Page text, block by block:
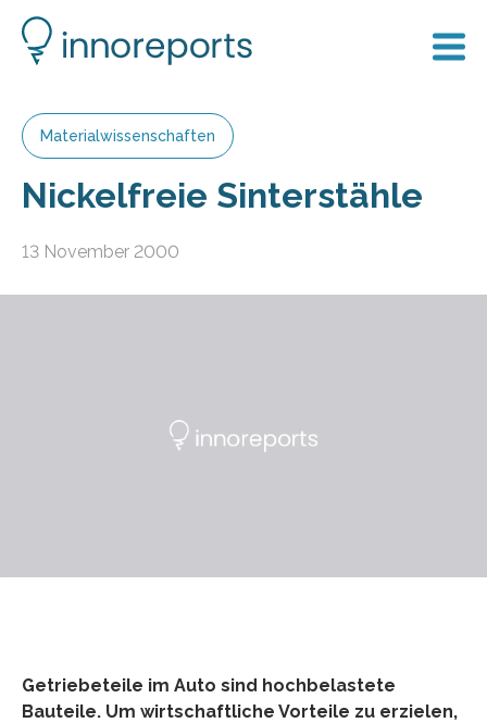
Materialwissenschaften
Nickelfreie Sinterstähle
13 November 2000
Getriebeteile im Auto sind hochbelastete
Bauteile. Um wirtschaftliche Vorteile zu erzielen,